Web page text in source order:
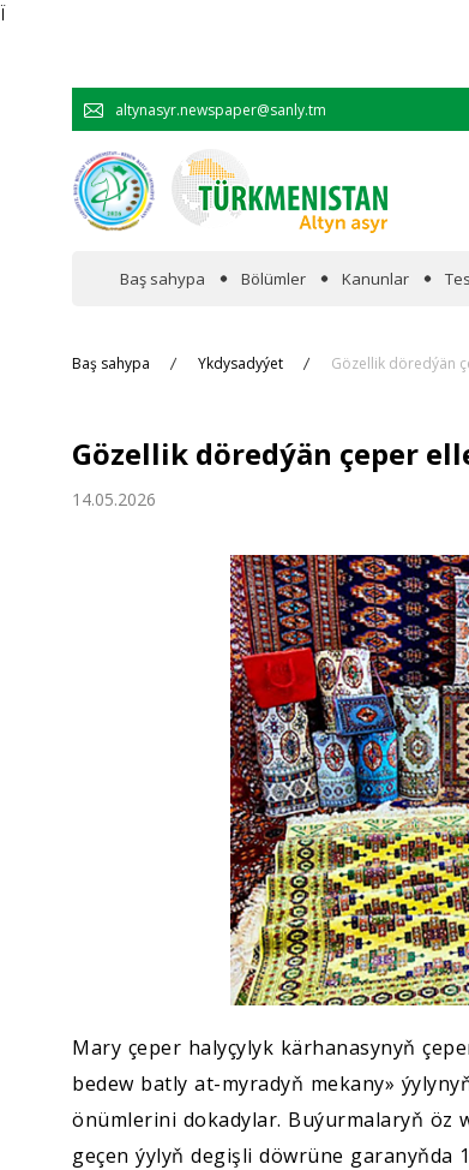
Ï
altynasyr.newspaper@sanly.tm
Baş sahypa Bölümler
Hyzmatdaşlyk
Jemgyýet
Medeniýet
Ylym
Sport
Kanunlar
Baş sahypa Ykdysadyýet Gözellik döredýän
Gözellik döredýän çeper
14.05.2026
Mary çeper halyçylyk kärhanasynyň
bedew batly at-myradyň mekany»
önümlerini dokadylar. Buýurmalaryň öz
geçen ýylyň degişli döwrüne garanyňda